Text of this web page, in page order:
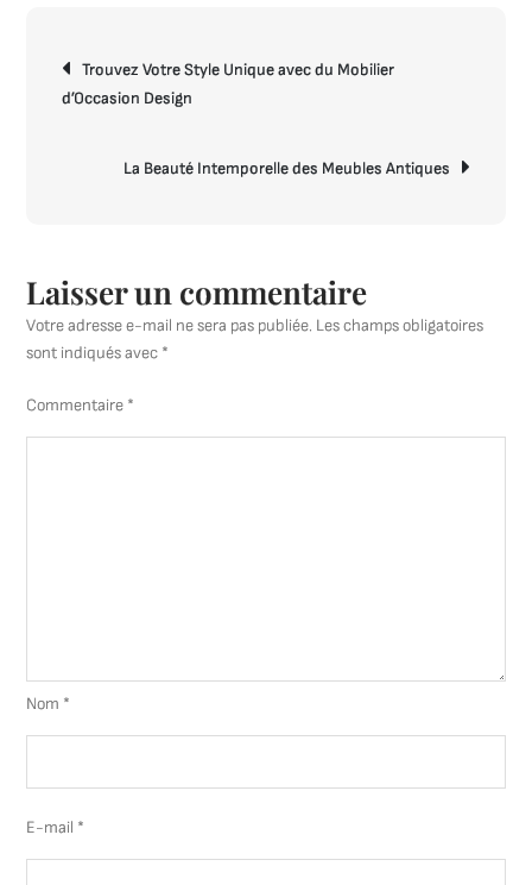
de
de
l’article
Trouvez Votre Style Unique avec du Mobilier
d’Occasion Design
La Beauté Intemporelle des Meubles Antiques
Laisser un commentaire
Votre adresse e-mail ne sera pas publiée. Les champs obligatoires
sont indiqués avec *
Commentaire *
Nom *
E-mail *